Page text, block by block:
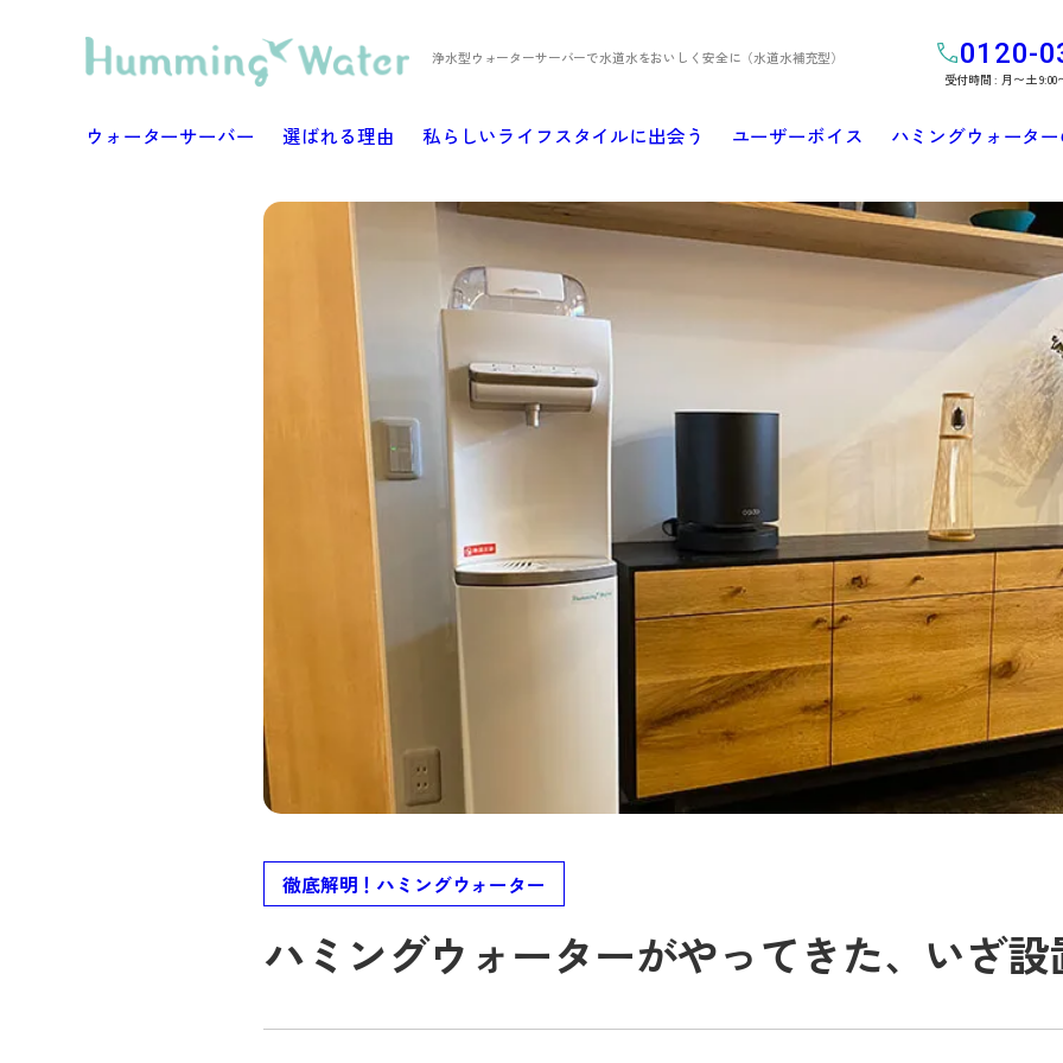
浄水型ウォーターサーバーで水道水をおいしく安全に（水道水補充型） 0120-
受付時間 : 月〜土 9:00
ウォーターサーバー 選ばれる理由 私らしいライフスタイルに出会う ユーザーボイス ハミングウォータ
徹底解明！ハミングウォーター
ハミングウォーターがやってきた、いざ設